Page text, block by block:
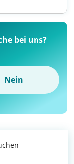
bei uns?
Nein